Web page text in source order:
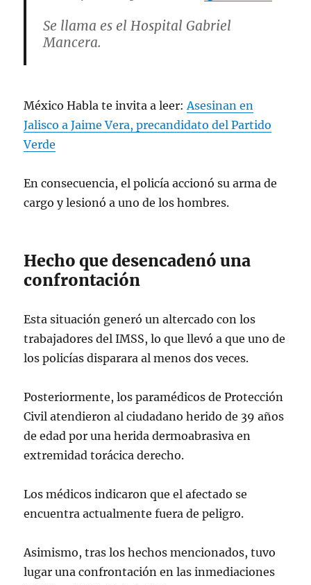
Se llama es el Hospital Gabriel
Mancera.
México Habla te invita a leer: Asesinan en
Jalisco a Jaime Vera, precandidato del Partido
Verde
En consecuencia, el policía accionó su arma de
cargo y lesionó a uno de los hombres.
Hecho que desencadenó una
confrontación
Esta situación generó un altercado con los
trabajadores del IMSS, lo que llevó a que uno de
los policías disparara al menos dos veces.
Posteriormente, los paramédicos de Protección
Civil atendieron al ciudadano herido de 39 años
de edad por una herida dermoabrasiva en
extremidad torácica derecho.
Los médicos indicaron que el afectado se
encuentra actualmente fuera de peligro.
Asimismo, tras los hechos mencionados, tuvo
lugar una confrontación en las inmediaciones